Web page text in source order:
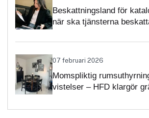
Beskattningsland för
när ska tjänsterna
07 februari 2026
Momspliktig
vistelser – HFD klargör